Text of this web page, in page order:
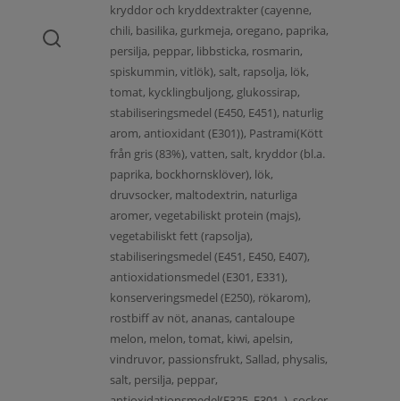
kryddor och kryddextrakter (cayenne,
chili, basilika, gurkmeja, oregano, paprika,
persilja, peppar, libbsticka, rosmarin,
spiskummin, vitlök), salt, rapsolja, lök,
tomat, kycklingbuljong, glukossirap,
stabiliseringsmedel (E450, E451), naturlig
arom, antioxidant (E301)), Pastrami(Kött
från gris (83%), vatten, salt, kryddor (bl.a.
paprika, bockhornsklöver), lök,
druvsocker, maltodextrin, naturliga
aromer, vegetabiliskt protein (majs),
vegetabiliskt fett (rapsolja),
stabiliseringsmedel (E451, E450, E407),
antioxidationsmedel (E301, E331),
konserveringsmedel (E250), rökarom),
rostbiff av nöt, ananas, cantaloupe
melon, melon, tomat, kiwi, apelsin,
vindruvor, passionsfrukt, Sallad, physalis,
salt, persilja, peppar,